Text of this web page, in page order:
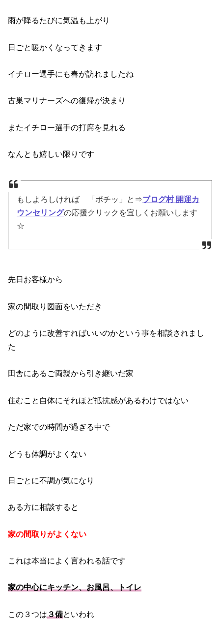
雨が降るたびに気温も上がり
日ごと暖かくなってきます
イチロー選手にも春が訪れましたね
古巣マリナーズへの復帰が決まり
またイチロー選手の打席を見れる
なんとも嬉しい限りです
もしよろしければ 「ポチッ」と⇒ブログ村 開運カ
ウンセリングの応援クリックを宜しくお願いします
☆
先日お客様から
家の間取り図面をいただき
どのように改善すればいいのかという事を相談されまし
た
田舎にあるご両親から引き継いだ家
住むこと自体にそれほど抵抗感があるわけではない
ただ家での時間が過ぎる中で
どうも体調がよくない
日ごとに不調が気になり
ある方に相談すると
家の間取りがよくない
これは本当によく言われる話です
家の中心にキッチン、お風呂、トイレ
この３つは ３備といわれ